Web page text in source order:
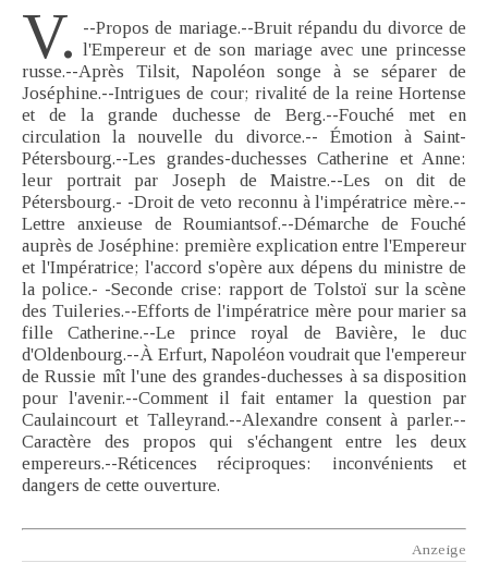
V. --Propos de mariage.--Bruit répandu du divorce de
l'Empereur et de son mariage avec une princesse
russe.--Après Tilsit, Napoléon songe à se séparer de
Joséphine.--Intrigues de cour; rivalité de la reine Hortense
et de la grande duchesse de Berg.--Fouché met en
circulation la nouvelle du divorce.-- Émotion à Saint-
Pétersbourg.--Les grandes-duchesses Catherine et Anne:
leur portrait par Joseph de Maistre.--Les on dit de
Pétersbourg.- -Droit de veto reconnu à l'impératrice mère.--
Lettre anxieuse de Roumiantsof.--Démarche de Fouché
auprès de Joséphine: première explication entre l'Empereur
et l'Impératrice; l'accord s'opère aux dépens du ministre de
la police.- -Seconde crise: rapport de Tolstoï sur la scène
des Tuileries.--Efforts de l'impératrice mère pour marier sa
fille Catherine.--Le prince royal de Bavière, le duc
d'Oldenbourg.--À Erfurt, Napoléon voudrait que l'empereur
de Russie mît l'une des grandes-duchesses à sa disposition
pour l'avenir.--Comment il fait entamer la question par
Caulaincourt et Talleyrand.--Alexandre consent à parler.--
Caractère des propos qui s'échangent entre les deux
empereurs.--Réticences réciproques: inconvénients et
dangers de cette ouverture.